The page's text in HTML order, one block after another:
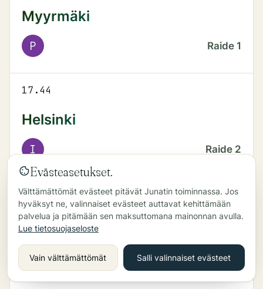
Myyrmäki
P Raide 1
17.44
Helsinki
I Raide 2
18.03
Myyrmäki
P Raide
Evästeasetukset.
Välttämättömät evästeet pitävät Junatin toiminnassa. Jos
hyväksyt ne, valinnaiset evästeet auttavat kehittämään
palvelua ja pitämään sen maksuttomana mainonnan avulla.
Lue tietosuojaseloste
Vain välttämättömät Salli valinnaiset evästeet